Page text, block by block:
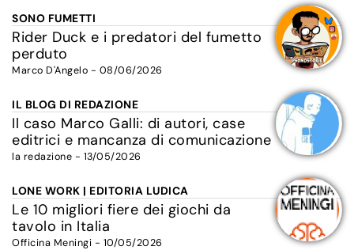
SONO FUMETTI
Rider Duck e i predatori del fumetto
perduto
Marco D'Angelo - 08/06/2026
IL BLOG DI REDAZIONE
Il caso Marco Galli: di autori, case
editrici e mancanza di comunicazione
la redazione - 13/05/2026
LONE WORK | EDITORIA LUDICA
Le 10 migliori fiere dei giochi da
tavolo in Italia
Officina Meningi - 10/05/2026